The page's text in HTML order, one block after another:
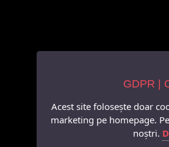
GDPR |
Acest site folosește doar
marketing pe homepage.
noștri.